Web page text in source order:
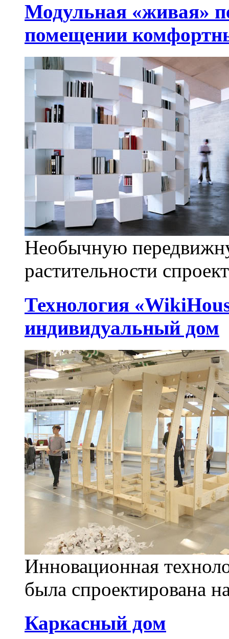
Модульная «живая»
помещении
Необычную
растительности
Технология
индивидуальный дом
Инновационная
была спроектирована
Каркасный дом